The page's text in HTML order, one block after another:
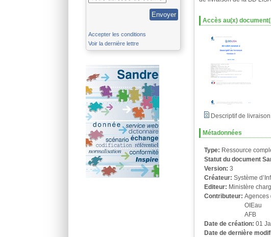
Accepter les conditions
Voir la dernière lettre
Accès au(x)
Descriptif de
Métadonnées
Type: Ressource
Statut du document
Version:3
Créateur:Système
Editeur: Ministère
Contributeur:Agences
OIEau
AFB
Date de création:01
Date de dernière